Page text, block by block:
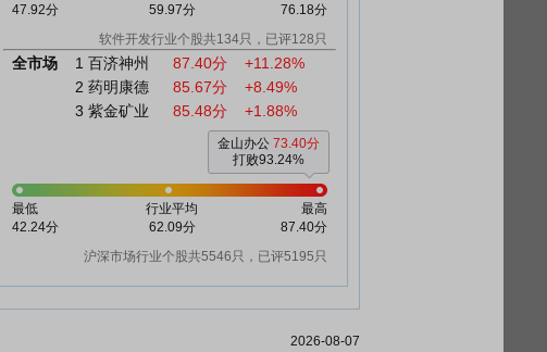
47.92分
59.97分
76.18分
软件开发行业个股共134只，已评128只
全市场 1 百济神州 87.40分
+11.28%
2 药明康德 85.67分
+8.49%
3 紫金矿业 85.48分 +1.88%
金山办公 73.40分
打败93.24%
最低
42.24分
行业平均
62.09分
最高
87.40分
沪深市场行业个股共5546只，已评5195只
2026-08-07